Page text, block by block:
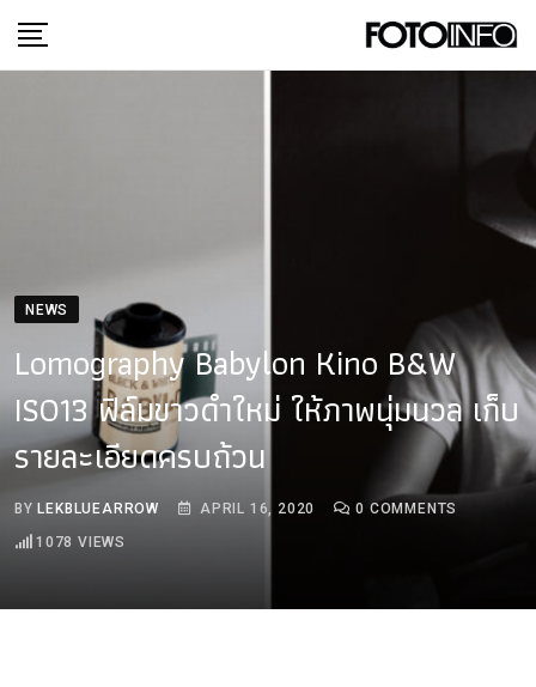
to
NEWS
Lomography Babylon Kino B&W
ISO13 ฟิล์มขาวดำใหม่ ให้ภาพนุ่มนวล เก็บ
รายละเอียดครบถ้วน
BYLEKBLUEARROW APRIL 16, 2020 0 COMMENTS
1078 VIEWS